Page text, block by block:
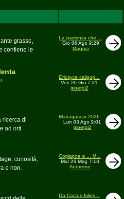
grasse,
contiene le
La pazienza che ...
Gio 06 Ago 9:29
Magma
Eriosyce caligop...
Ven 26 Giu 7:21
gioetgi2
ricerca di
ad orti
Madagascar 2026:...
Lun 03 Ago 9:01
gioetgi2
curiosità,
e non.
Copiapoe e ... M...
Mar 26 Mag 7:13
Andreroe
Da Cactus folies...